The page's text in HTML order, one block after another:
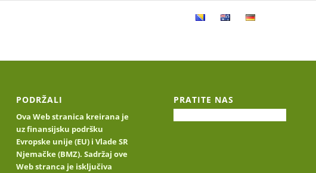
PODRŽALI
Ova Web stranica kreirana je
uz finansijsku podršku
Evropske unije (EU) i Vlade SR
Njemačke (BMZ). Sadržaj ove
Web stranca je isključiva
PRATITE NAS